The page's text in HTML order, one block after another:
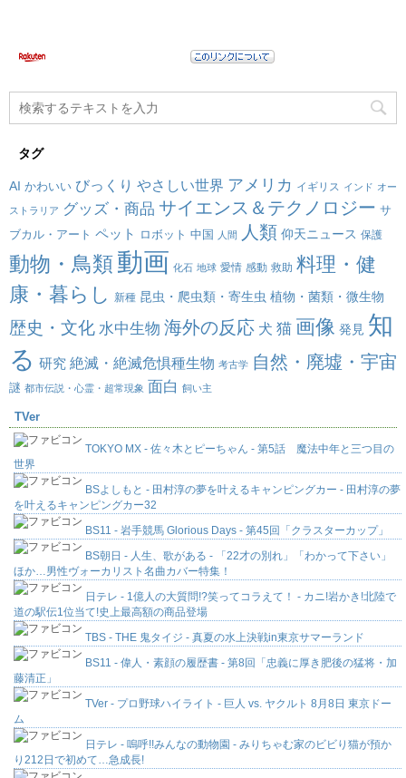
タグ
AI かわいい びっくり やさしい世界 アメリカ イギリス インド オー
ストラリア グッズ・商品 サイエンス＆テクノロジー サ
ブカル・アート ペット ロボット 中国 人間 人類 仰天ニュース 保護
動物・鳥類動画 化石 地球 愛情 感動 救助 料理・健
康・暮らし
新種 昆虫・爬虫類・寄生虫 植物・菌類・微生物
歴史・文化 水中生物 海外の反応 犬 猫 画像 発見 知
る 研究 絶滅・絶滅危惧種生物 考古学 自然・廃墟・宇宙
謎 都市伝説・心霊・超常現象 面白 飼い主
TVer
TOKYO MX - 佐々木とピーちゃん - 第5話 魔法中年と三つ目の
世界
BSよしもと - 田村淳の夢を叶えるキャンピングカー - 田村淳の夢
を叶えるキャンピングカー32
BS11 - 岩手競馬 Glorious Days - 第45回「クラスターカップ」
BS朝日 - 人生、歌がある - 「22才の別れ」「わかって下さい」
ほか…男性ヴォーカリスト名曲カバー特集！
日テレ - 1億人の大質問!?笑ってコラえて！ - カニ!岩かき!北陸で
道の駅伝1位当て!史上最高額の商品登場
TBS - THE 鬼タイジ - 真夏の水上決戦in東京サマーランド
BS11 - 偉人・素顔の履歴書 - 第8回「忠義に厚き肥後の猛将・加
藤清正」
TVer - プロ野球ハイライト - 巨人 vs. ヤクルト 8月8日 東京ドー
ム
日テレ - 嗚呼!!みんなの動物園 - みりちゃむ家のビビり猫が預か
り212日で初めて…急成長!